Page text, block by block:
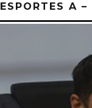
ESPORTES A –